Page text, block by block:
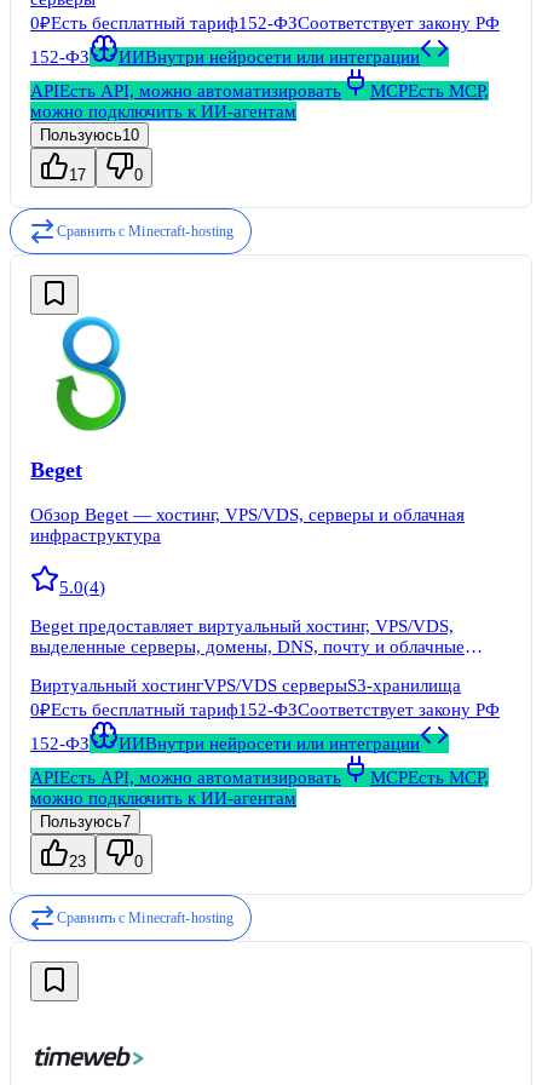
0₽Есть бесплатный тариф152-ФЗСоответствует закону РФ
152-ФЗ
ИИВнутри нейросети или интеграции
APIЕсть API, можно автоматизировать MCPЕсть MCP,
можно подключить к ИИ-агентам
Пользуюсь10
17 0
Сравнить сMinecraft-hosting
Beget
Обзор Beget — хостинг, VPS/VDS, серверы и облачная
инфраструктура
5.0(4)
Beget предоставляет виртуальный хостинг, VPS/VDS,
выделенные серверы, домены, DNS, почту и облачные
Виртуальный хостингVPS/VDS серверыS3-хранилища
0₽Есть бесплатный тариф152-ФЗСоответствует закону РФ
152-ФЗ
ИИВнутри нейросети или интеграции
APIЕсть API, можно автоматизировать MCPЕсть MCP,
можно подключить к ИИ-агентам
Пользуюсь7
23 0
Сравнить сMinecraft-hosting